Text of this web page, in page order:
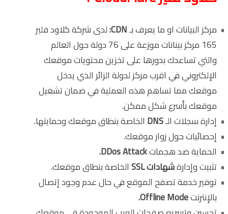
مركز البيانات او ما يعرف بـCDN: لدى شركة كلاود فلير
165 مركز بينانات موزعة على 76 دولة حول العالم
والتي تساعدك بدورها على تخزين محتويات موقعك
الإلكتروني في اقرب مركز لدولة الزائر الذي يدخل
موقعك مما تساهم هذه العملية في ضمان تشغيل
موقعك بأسرع شكل ممكن.
إدارة سجلات الـDNS الخاصة بنطاق موقعك وحمايتها.
إحصائيات حول زوار موقعك.
الحماية ضد هجماتDDos Attack.
تثبيت وإدارةشهادات SSL
الخاصة بنطاق موقعك.
توفير خدمة تصفح الموقع في حال عدم وجود إتصال
بالإنترنتOffline Mode.